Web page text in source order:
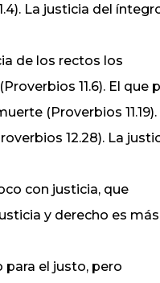
La justicia del
de los rectos los
11.6). El que
(Proverbios
12.28). La
con justicia, que
y derecho es
para el justo, pero